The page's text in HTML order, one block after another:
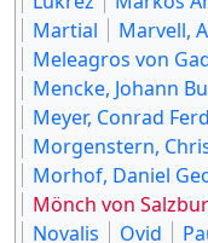
Martial
Marvell,
Meleagros von
Mencke, Johann
Meyer, Conrad
Morgenstern,
Morhof, Daniel
Mönch von
Novalis
Ovid